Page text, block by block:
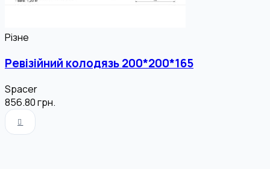
Різне
Ревізійний колодязь 200*200*165
Spacer
856.80грн.